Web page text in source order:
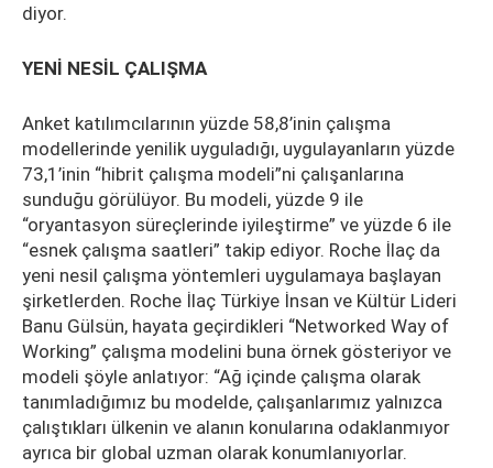
diyor.
YENİ NESİL ÇALIŞMA
Anket katılımcılarının yüzde 58,8’inin çalışma
modellerinde yenilik uyguladığı, uygulayanların yüzde
73,1’inin “hibrit çalışma modeli”ni çalışanlarına
sunduğu görülüyor. Bu modeli, yüzde 9 ile
“oryantasyon süreçlerinde iyileştirme” ve yüzde 6 ile
“esnek çalışma saatleri” takip ediyor. Roche İlaç da
yeni nesil çalışma yöntemleri uygulamaya başlayan
şirketlerden. Roche İlaç Türkiye İnsan ve Kültür Lideri
Banu Gülsün, hayata geçirdikleri “Networked Way of
Working” çalışma modelini buna örnek gösteriyor ve
modeli şöyle anlatıyor: “Ağ içinde çalışma olarak
tanımladığımız bu modelde, çalışanlarımız yalnızca
çalıştıkları ülkenin ve alanın konularına odaklanmıyor
ayrıca bir global uzman olarak konumlanıyorlar.